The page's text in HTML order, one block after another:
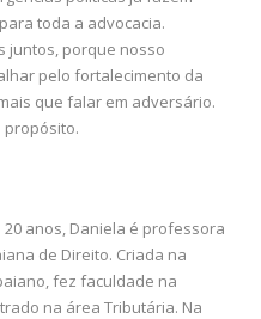
toda a advocacia.
juntos, porque nosso
pelo fortalecimento da
que falar em adversário.
propósito.
anos, Daniela é professora
de Direito. Criada na
fez faculdade na
na área Tributária. Na